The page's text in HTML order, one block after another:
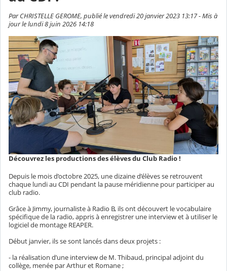
Par CHRISTELLE GEROME, publié le vendredi 20 janvier 2023 13:17 - Mis à
jour le lundi 8 juin 2026 14:18
Découvrez les productions des élèves du Club Radio !
Depuis le mois d’octobre 2025, une dizaine d’élèves se retrouvent
chaque lundi au CDI pendant la pause méridienne pour participer au
club radio.
Grâce à Jimmy, journaliste à Radio B, ils ont découvert le vocabulaire
spécifique de la radio, appris à enregistrer une interview et à utiliser le
logiciel de montage REAPER.
Début janvier, ils se sont lancés dans deux projets :
- la réalisation d’une interview de M. Thibaud, principal adjoint du
collège, menée par Arthur et Romane ;